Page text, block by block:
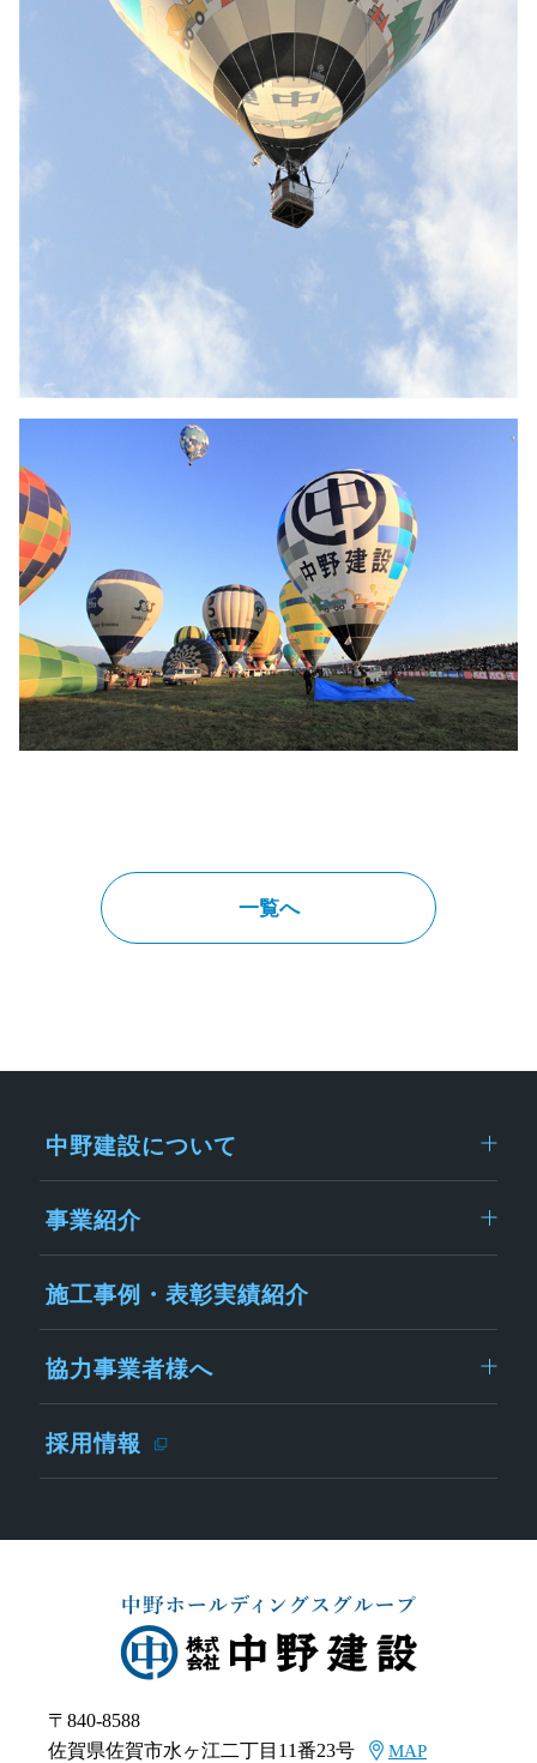
一覧へ
中野建設について
事業紹介
施工事例・表彰実績紹介
協力事業者様へ
採用情報
〒840-8588
佐賀県佐賀市水ヶ江二丁目11番23号
MAP